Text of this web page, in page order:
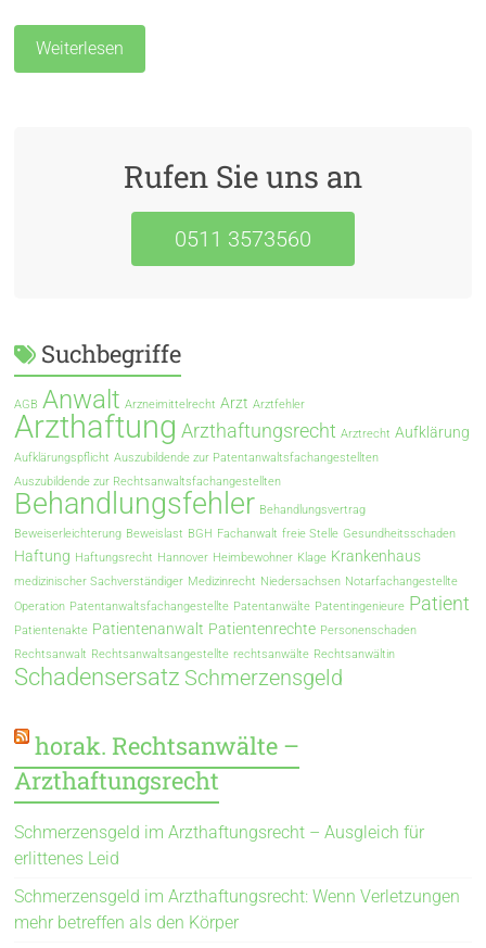
Weiterlesen
Rufen Sie uns an
0511 3573560
Suchbegriffe
AGB Anwalt Arzneimittelrecht Arzt Arztfehler
Arzthaftung Arzthaftungsrecht Arztrecht Aufklärung
Aufklärungspflicht Auszubildende zur Patentanwaltsfachangestellten
Auszubildende zur Rechtsanwaltsfachangestellten
Behandlungsfehler Behandlungsvertrag
Beweiserleichterung Beweislast BGH Fachanwalt freie Stelle Gesundheitsschaden
Haftung Haftungsrecht Hannover Heimbewohner Klage Krankenhaus
medizinischer Sachverständiger Medizinrecht Niedersachsen Notarfachangestellte
Operation Patentanwaltsfachangestellte Patentanwälte Patentingenieure Patient
Patientenakte Patientenanwalt Patientenrechte Personenschaden
Rechtsanwalt Rechtsanwaltsangestellte rechtsanwälte Rechtsanwältin
Schadensersatz Schmerzensgeld
horak. Rechtsanwälte –
Arzthaftungsrecht
Schmerzensgeld im Arzthaftungsrecht – Ausgleich für
erlittenes Leid
Schmerzensgeld im Arzthaftungsrecht: Wenn Verletzungen
mehr betreffen als den Körper